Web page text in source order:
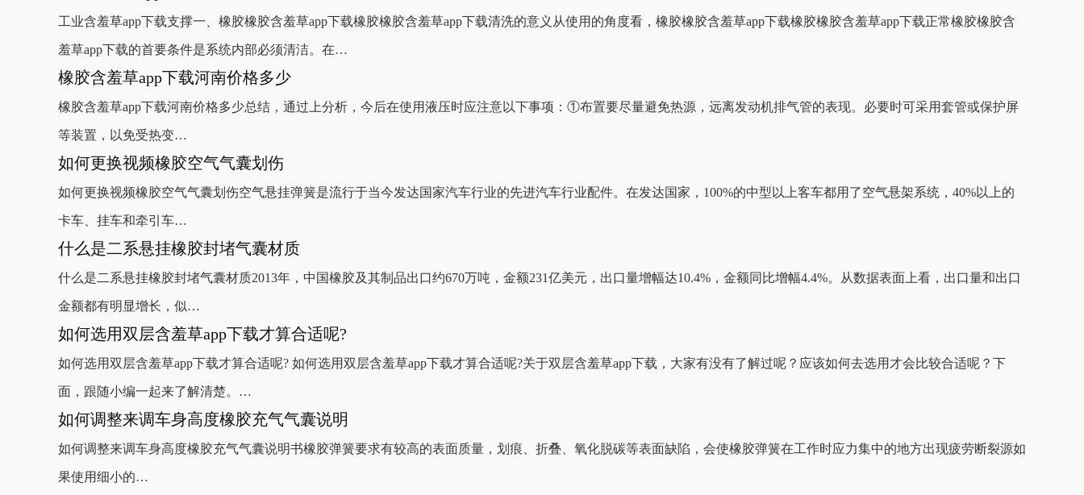
工业含羞草app下载支撑一、橡胶橡胶含羞草app下载橡胶橡胶含羞草app下载清洗的意义从使用的角度看，橡胶橡胶含羞草app下载橡胶橡胶含羞草app下载正常橡胶橡胶含
羞草app下载的首要条件是系统内部必须清洁。在…
橡胶含羞草app下载河南价格多少
橡胶含羞草app下载河南价格多少总结，通过上分析，今后在使用液压时应注意以下事项：①布置要尽量避免热源，远离发动机排气管的表现。必要时可采用套管或保护屏
等装置，以免受热变…
如何更换视频橡胶空气气囊划伤
如何更换视频橡胶空气气囊划伤空气悬挂弹簧是流行于当今发达国家汽车行业的先进汽车行业配件。在发达国家，100%的中型以上客车都用了空气悬架系统，40%以上的
卡车、挂车和牵引车…
什么是二系悬挂橡胶封堵气囊材质
什么是二系悬挂橡胶封堵气囊材质2013年，中国橡胶及其制品出口约670万吨，金额231亿美元，出口量增幅达10.4%，金额同比增幅4.4%。从数据表面上看，出口量和出口
金额都有明显增长，似…
如何选用双层含羞草app下载才算合适呢?
如何选用双层含羞草app下载才算合适呢? 如何选用双层含羞草app下载才算合适呢?关于双层含羞草app下载，大家有没有了解过呢？应该如何去选用才会比较合适呢？下
面，跟随小编一起来了解清楚。…
如何调整来调车身高度橡胶充气气囊说明
如何调整来调车身高度橡胶充气气囊说明书橡胶弹簧要求有较高的表面质量，划痕、折叠、氧化脱碳等表面缺陷，会使橡胶弹簧在工作时应力集中的地方出现疲劳断裂源如
果使用细小的…